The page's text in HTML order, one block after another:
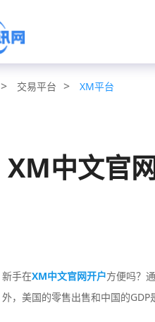
> 交易平台 > XM平台
XM中文官
新手在XM中文官网开户方便吗？
外，美国的零售出售和中国的GDP